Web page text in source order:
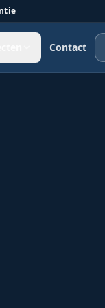
Contact